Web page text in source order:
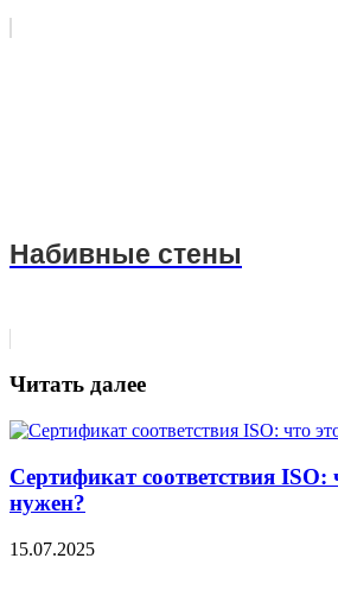
Набивные стены
Читать далее
Сертификат соответствия ISO:
нужен?
15.07.2025